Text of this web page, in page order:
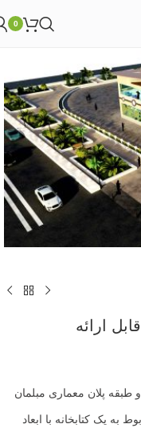
0
ارائه
طبقه پلان معماری مبلمان
یک کتابخانه با ابعاد